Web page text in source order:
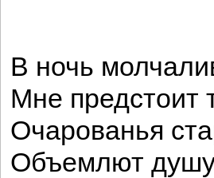
В ночь
Мне предстоит
Очарованья
Объемлют душу